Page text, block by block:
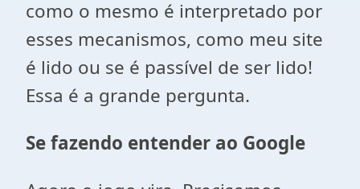
como o mesmo é interpretado por
esses mecanismos, como meu site
é lido ou se é passível de ser lido!
Essa é a grande pergunta.
Se fazendo entender ao Google